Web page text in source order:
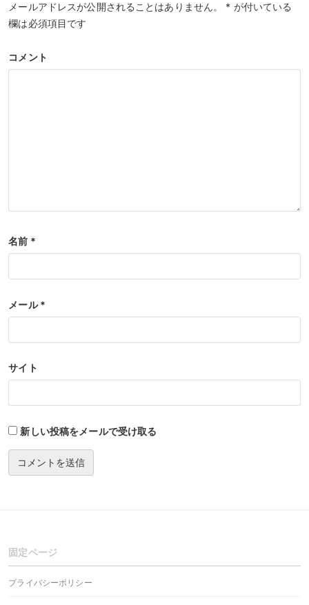
メールアドレスが公開されることはありません。 * が付いている
欄は必須項目です
コメント
名前 *
メール*
サイト
新しい投稿をメールで受け取る
固定ページ
プライバシーポリシー